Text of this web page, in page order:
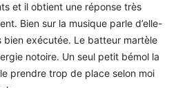
et il obtient une réponse très
Bien sur la musique parle d’elle-
bien exécutée. Le batteur martèle
notoire. Un seul petit bémol la
prendre trop de place selon moi